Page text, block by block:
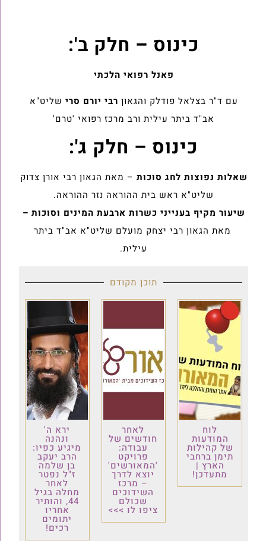
כינוס – חלק ב':
פאנל רפואי הלכתי
עם ד"ר בצלאל פודלק והגאון רבי יורם סרי שליט"א
אב"ד ביתר עילית ורב מרכז רפואי 'טרם'
כינוס – חלק ג':
שאלות נפוצות לחג סוכות – מאת הגאון רבי אורן צדוק
שליט"א ראש בית ההוראה נזר ההוראה.
שיעור מקיף בענייני כשרות ארבעת המינים וסוכות –
מאת הגאון רבי יצחק מועלם שליט"א אב"ד ביתר
עילית.
תוכן מקודם
לוח
המודעות
של קהילות
תימן ברחבי
הארץ |
מתעדכן!
לאחר
חודשים של
עבודה:
פרויקט
'המאורשים'
יוצא לדרך
– מרכז
השידוכים
שכולם
ציפו לו >>>
ירא ה'
ונהנה
מיגיע כפיו:
הרב יעקב
בן שלמה
ז"ל נפטר
לאחר
מחלה בגיל
44, והותיר
אחריו
יתומים
רכים!